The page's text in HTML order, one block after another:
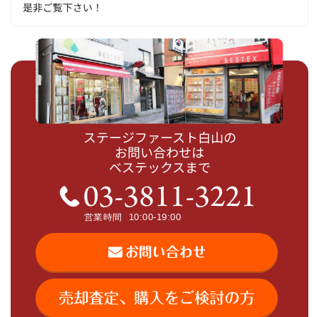
是非ご覧下さい！
ステージファースト白山の
お問い合わせは
ベステックスまで